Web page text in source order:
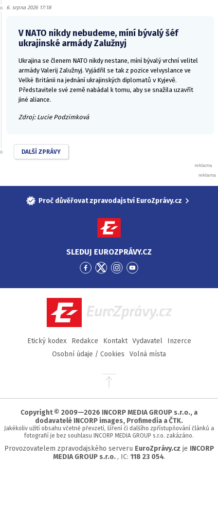
6. srpna 2026 17:18
V NATO nikdy nebudeme, míní bývalý šéf
ukrajinské armády Zalužnyj
Ukrajina se členem NATO nikdy nestane, míní bývalý vrchní velitel
armády Valerij Zalužnyj. Vyjádřil se tak z pozice velvyslance ve
Velké Británii na jednání ukrajinských diplomatů v Kyjevě.
Představitele své země nabádal k tomu, aby se snažila uzavřít
jiné aliance.
Zdroj: Lucie Podzimková
DALŠÍ ZPRÁVY
Proč důvěřovat zpravodajství EuroZprávy.cz
SLEDUJ EUROZPRÁVY.CZ
Přejít
Facebook
Přejít
Twitter
Přejít
Instagram
Přejít
YouTube
EuroZprávy.cz
Etický kodex Redakce Kontakt Vydavatel
Inzerce
Osobní údaje / Cookies
Volná místa
Přejít
stránky
Copyright © 2009—2026 INCORP MEDIA GROUP s.r.o., a
dodavatelé INCORP images, Profimedia a ČTK.
Jakékoliv užití obsahu včetně převzetí, šíření či dalšího zpřístupňování článků a
fotografií je bez souhlasu INCORP MEDIA GROUP s.r.o. zakázáno.
Provozovatelem zpravodajského serveru EuroZprávy.cz je INCORP
MEDIA GROUP s.r.o. , IC: 118 23 054.